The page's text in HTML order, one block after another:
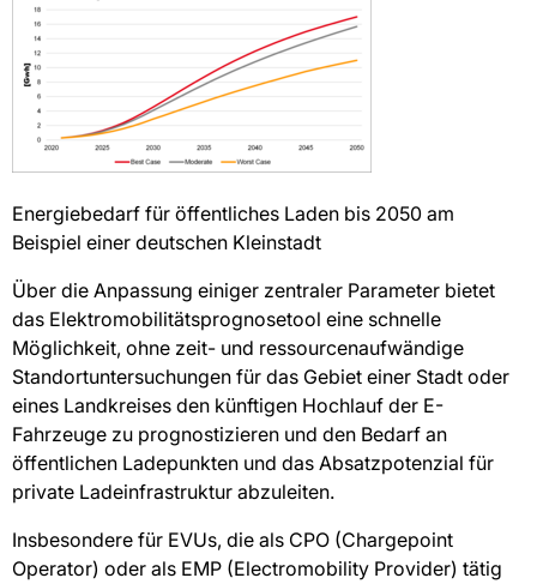
Energiebedarf für öffentliches Laden bis 2050 am
Beispiel einer deutschen Kleinstadt
Über die Anpassung einiger zentraler Parameter bietet
das Elektromobilitätsprognosetool eine schnelle
Möglichkeit, ohne zeit- und ressourcenaufwändige
Standortuntersuchungen für das Gebiet einer Stadt oder
eines Landkreises den künftigen Hochlauf der E-
Fahrzeuge zu prognostizieren und den Bedarf an
öffentlichen Ladepunkten und das Absatzpotenzial für
private Ladeinfrastruktur abzuleiten.
Insbesondere für EVUs, die als CPO (Chargepoint
Operator) oder als EMP (Electromobility Provider) tätig